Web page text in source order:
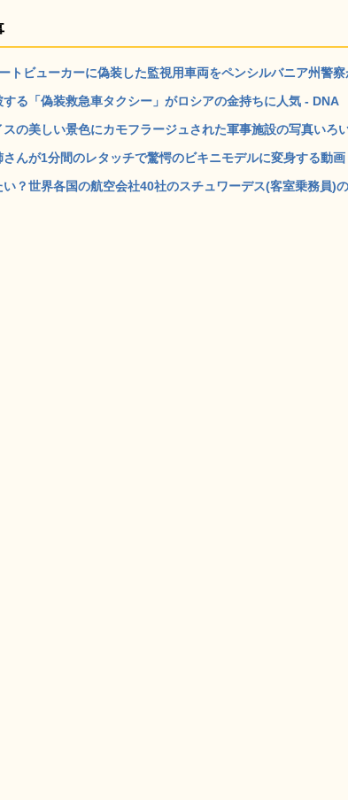
トビューカーに偽装した監視用車両をペンシルバニア州警
る「偽装救急車タクシー」がロシアの金持ちに人気 - DNA
の美しい景色にカモフラージュされた軍事施設の写真いろ
さんが1分間のレタッチで驚愕のビキニモデルに変身する動
い？世界各国の航空会社40社のスチュワーデス(客室乗務員)